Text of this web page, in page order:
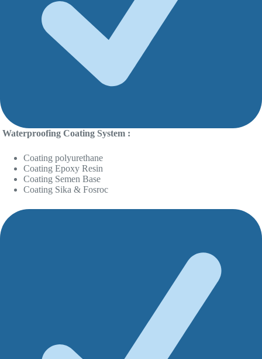
Waterproofing Coating System :
Coating polyurethane
Coating Epoxy Resin
Coating Semen Base
Coating Sika & Fosroc